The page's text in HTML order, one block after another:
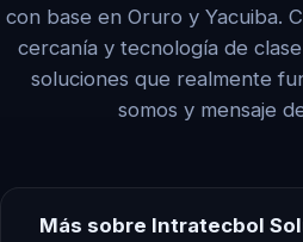
con base en Oruro y Yacuiba.
cercanía y tecnología de
soluciones que realmente
somos y mensaje
Más sobre Intratecbol